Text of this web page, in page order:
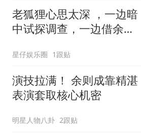
老狐狸心思太深 ，一边暗
中试探调查，一边借余则
星仔娱乐圈 1跟贴
演技拉满！ 余则成靠精湛
表演套取核心机密
明星人物八卦 2跟贴